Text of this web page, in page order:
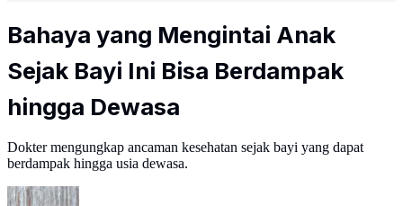
Bahaya yang Mengintai Anak
Sejak Bayi Ini Bisa Berdampak
hingga Dewasa
Dokter mengungkap ancaman kesehatan sejak bayi yang dapat
berdampak hingga usia dewasa.